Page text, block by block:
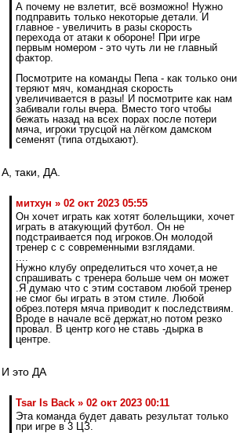
А почему не взлетит, всё возможно! Нужно
подправить только некоторые детали. И
главное - увеличить в разы скорость
перехода от атаки к обороне! При игре
первым номером - это чуть ли не главный
фактор.
Посмотрите на команды Пепа - как только они
теряют мяч, командная скорость
увеличивается в разы! И посмотрите как нам
забивали голы вчера. Вместо того чтобы
бежать назад на всех порах после потери
мяча, игроки трусцой на лёгком дамском
семенят (типа отдыхают).
А, таки, ДА.
митхун » 02 окт 2023 05:55
Он хочет играть как хотят болельщики, хочет
играть в атакующий футбол. Он не
подстраивается под игроков.Он молодой
тренер с с современными взглядами.
....
Нужно клубу определиться что хочет,а не
спрашивать с тренера больше чем он может
.Я думаю что с этим составом любой тренер
не смог бы играть в этом стиле. Любой
обрез.потеря мяча приводит к последствиям.
Вроде в начале всё держат,но потом резко
провал. В центр кого не ставь -дырка в
центре.
И это ДА
Tsar Is Back » 02 окт 2023 00:11
Эта команда будет давать результат только
при игре в 3 ЦЗ.